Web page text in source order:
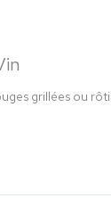
grillées ou